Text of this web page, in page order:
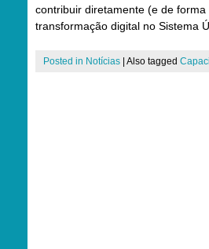
contribuir diretamente (e de
transformação digital no Sistema
Posted in Notícias Also tagged